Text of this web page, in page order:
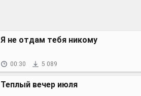
Я не отдам тебя никому
00:30 5 089
Теплый вечер июля